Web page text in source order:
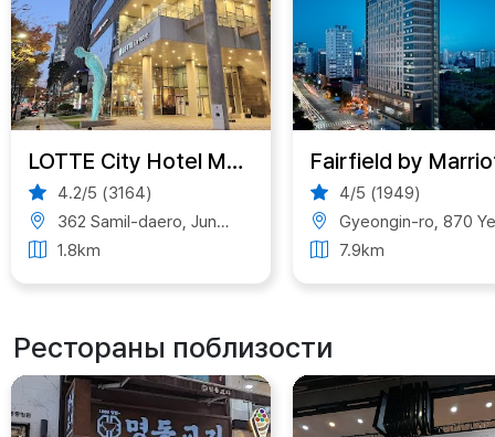
LOTTE City Hotel Myeongdong
4.2/5 (3164)
362 Samil-daero, Jung-gu, Seoul, South Korea
1.8km
4/5 (1949)
Gyeongin-ro, 870 Yeongdeungpo-gu, Seoul, South Korea
7.9km
Рестораны поблизости